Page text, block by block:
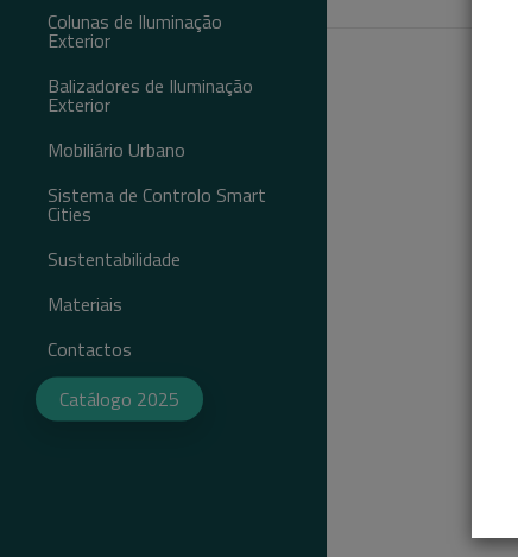
Colunas de Iluminação
Exterior
LRUST
QUADRA
TORRE
Balizadores de Iluminação
Exterior
RECTA
Mobiliário Urbano
Bancos
Suportes Bicicletas
Refletores
Sistema de Controlo Smart
Cities
Sustentabilidade
Materiais
Contactos
Catálogo 2025